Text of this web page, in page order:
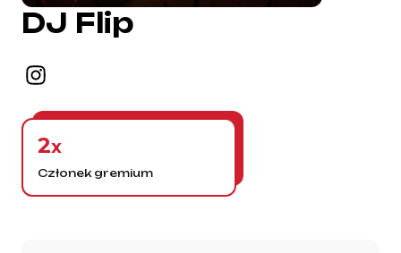
DJ Flip
2x
Członek gremium